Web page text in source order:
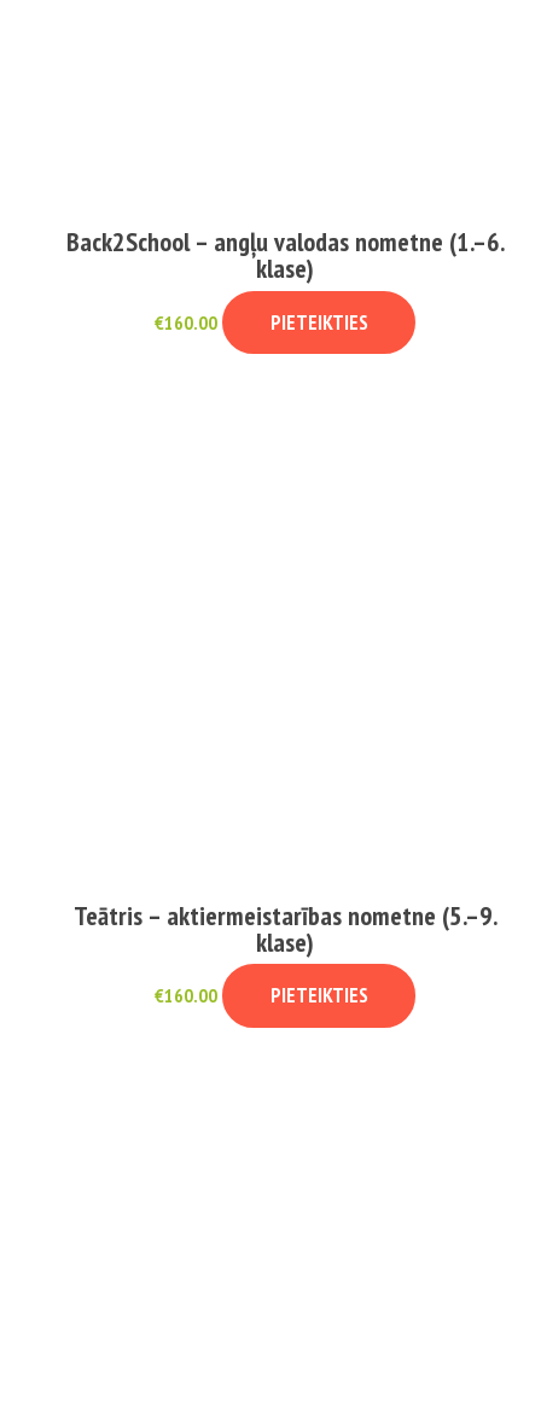
Back2School – angļu valodas nometne (1.–6.
klase)
€160.00 PIETEIKTIES
Teātris – aktiermeistarības nometne (5.–9.
klase)
€160.00 PIETEIKTIES